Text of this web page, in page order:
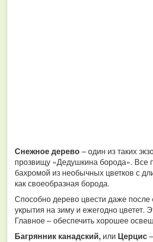
Снежное дерево– один из таких
прозвищу «Дедушкина борода». Все
бахромой из необычных цветков с
как своеобразная борода.
Способно дерево цвести даже после
укрытия на зиму и ежегодно цветет.
Главное – обеспечить хорошее
Багрянник канадский, или Церцис